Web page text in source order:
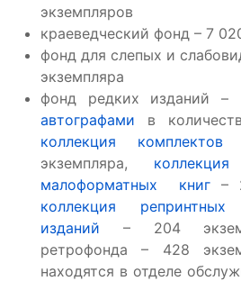
экземпляров
краеведческий фонд – 7
фонд для слепых и
экземпляра
фонд редких изданий
автографами в
коллекция комплектов
экземпляра,
малоформатных книг –
коллекция
изданий – 204
ретрофонда – 428
находятся в отделе